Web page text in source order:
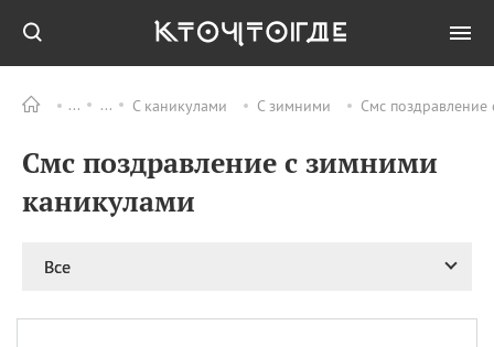
С каникулами С зимними Смс
Смс поздравление с зимними
каникулами
Все
ПРАЗДНИКИ Все
09.08 День памяти жертв
день